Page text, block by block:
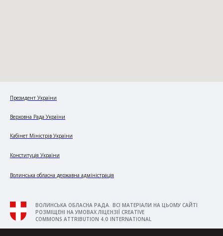
Президент України
Верховна Рада України
Кабінет Міністрів України
Конституція України
Волинська обласна державна адміністрація
ВОЛИНСЬКА ОБЛАСНА РАДА. ВСІ МАТЕРІАЛИ НА ЦЬОМУ САЙТІ
РОЗМІЩЕНІ НА УМОВАХ ЛІЦЕНЗІЇ CREATIVE
COMMONS ATTRIBUTION 4.0 INTERNATIONAL